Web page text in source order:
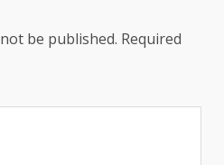
be published. Required